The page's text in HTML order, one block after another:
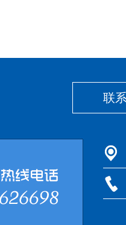
联